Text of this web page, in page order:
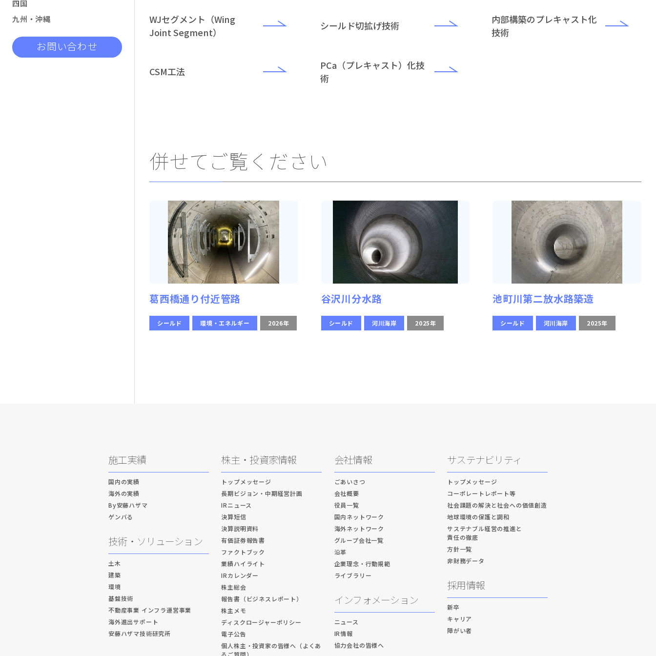
四国
九州・沖縄
お問い合わせ
WJセグメント（Wing
Joint Segment）
シールド切拡げ技術
内部構築のプレキャスト化
技術
CSM工法
PCa（プレキャスト）化技
術
併せてご覧ください
葛西橋通り付近管路
シールド 環境・エネルギー 2026年
谷沢川分水路
シールド 河川海岸 2025年
池町川第二放水路築造
シールド 河川海岸 2025年
施工実績
国内の実績
海外の実績
By安藤ハザマ
ゲンバる
技術・ソリューション
土木
建築
環境
基盤技術
不動産事業 インフラ運営事業
海外進出サポート
安藤ハザマ技術研究所
株主・投資家情報
トップメッセージ
長期ビジョン・中期経営計画
IRニュース
決算短信
決算説明資料
有価証券報告書
ファクトブック
業績ハイライト
IRカレンダー
株主総会
報告書（ビジネスレポート）
株主メモ
ディスクロージャーポリシー
電子公告
個人株主・投資家の皆様へ（よくあ
会社情報
ごあいさつ
会社概要
役員一覧
国内ネットワーク
海外ネットワーク
グループ会社一覧
沿革
企業理念・行動規範
ライブラリー
インフォメーション
ニュース
IR情報
協力会社の皆様へ
サステナビリティ
トップメッセージ
コーポレートレポート等
社会課題の解決と社会への価値創造
地球環境の保護と調和
サステナブル経営の推進と
責任の徹底
方針一覧
非財務データ
採用情報
新卒
キャリア
障がい者